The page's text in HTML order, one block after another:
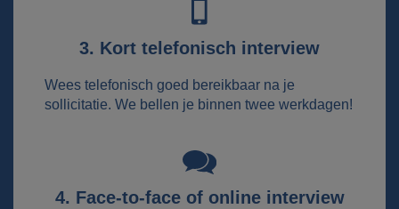
3. Kort telefonisch interview
Wees telefonisch goed bereikbaar na je
sollicitatie. We bellen je binnen twee werkdagen!
4. Face-to-face of online interview